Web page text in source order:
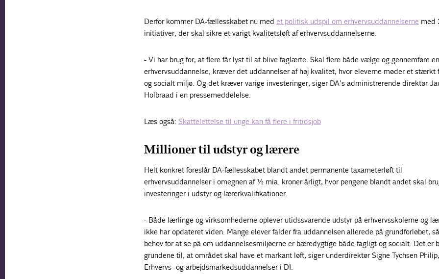
Derfor kommer DA-fællesskabet nu med et politisk udspil om erhvervsuddannelserne med
initiativer, der skal sikre et varigt kvalitetsløft af erhvervsuddannelserne.
- Vi har brug for, at flere får lyst til at blive faglærte. Skal flere både vælge og gennemføre en
erhvervsuddannelse, kræver det uddannelser af høj kvalitet, hvor eleverne møder et stærkt
og socialt miljø. Og det kræver varige investeringer, siger DA’s administrerende direktør
Holbraad i en pressemeddelelse.
Læs også: Skattelettelse til unge kan få flere i fritidsjob
Millioner til udstyr og lærere
Helt konkret foreslår DA-fællesskabet blandt andet permanente taxameterløft til
erhvervsuddannelser i omegnen af ½ mia. kroner årligt, hvor pengene blandt andet skal
investeringer i udstyr og lærerkvalifikationer.
- Både lærlinge og virksomhederne oplever utidssvarende udstyr på erhvervsskolerne og
ikke har opdateret viden. Mange elever falder fra uddannelsen allerede på grundforløbet,
behov for at se på om uddannelsesmiljøerne er bæredygtige både fagligt og socialt. Det er
grundene til, at området skal have et markant løft, siger underdirektør Signe Tychsen
Erhvervs- og arbejdsmarkedsuddannelser i DI.